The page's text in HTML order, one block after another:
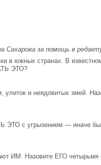
за помощь в
в южных странах. В
ЭТО?
улиток и неядовитых змей.
ЭТО с угрызением — иначе
ИМ. Назовите ЕГО четырьмя